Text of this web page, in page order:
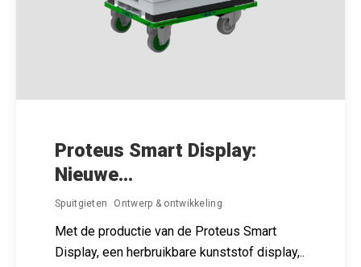
Proteus Smart Display:
Nieuwe...
Spuitgieten Ontwerp & ontwikkeling
Met de productie van de Proteus Smart
Display, een herbruikbare kunststof display,..